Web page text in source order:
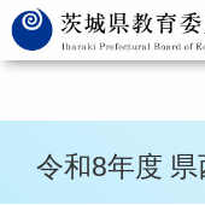
令和8年度